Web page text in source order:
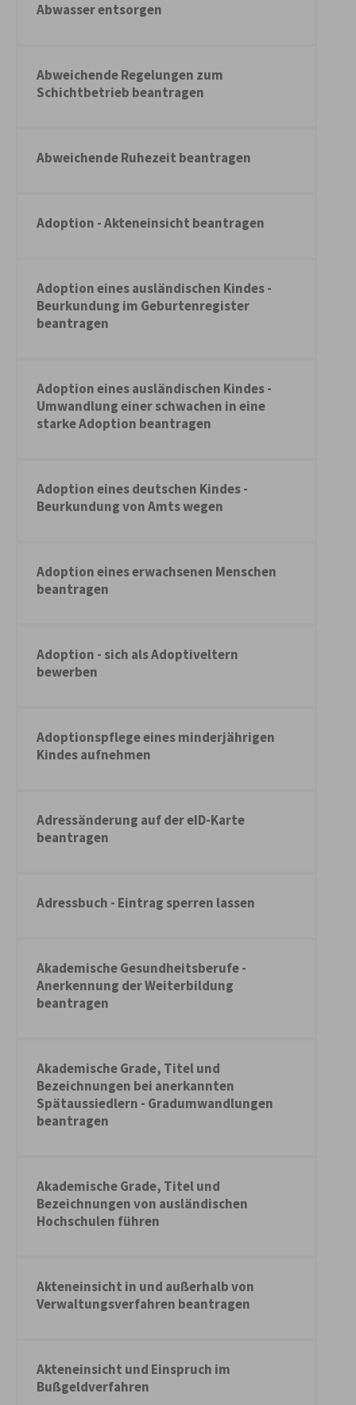
Abwasser entsorgen
Abweichende Regelungen zum
Schichtbetrieb beantragen
Abweichende Ruhezeit beantragen
Adoption - Akteneinsicht beantragen
Adoption eines ausländischen Kindes -
Beurkundung im Geburtenregister
beantragen
Adoption eines ausländischen Kindes -
Umwandlung einer schwachen in eine
starke Adoption beantragen
Adoption eines deutschen Kindes -
Beurkundung von Amts wegen
Adoption eines erwachsenen Menschen
beantragen
Adoption - sich als Adoptiveltern
bewerben
Adoptionspflege eines minderjährigen
Kindes aufnehmen
Adressänderung auf der eID-Karte
beantragen
Adressbuch - Eintrag sperren lassen
Akademische Gesundheitsberufe -
Anerkennung der Weiterbildung
beantragen
Akademische Grade, Titel und
Bezeichnungen bei anerkannten
Spätaussiedlern - Gradumwandlungen
beantragen
Akademische Grade, Titel und
Bezeichnungen von ausländischen
Hochschulen führen
Akteneinsicht in und außerhalb von
Verwaltungsverfahren beantragen
Akteneinsicht und Einspruch im
Bußgeldverfahren